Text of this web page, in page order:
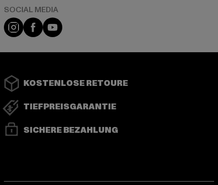
Instagram
FacebookYouTube
KOSTENLOSE RETOURE
TIEFPREISGARANTIE
SICHERE BEZAHLUNG